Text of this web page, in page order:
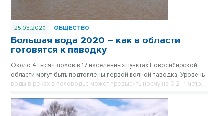
25.03.2020 ОБЩЕСТВО
Большая вода 2020 – как в области
готовятся к паводку
Около 4 тысяч домов в 17 населенных пунктах Новосибирской
области могут быть подтоплены первой волной паводка. Уровень
воды в реках в половодье может превысить норму на 0,2–1 метр.
Реки начнут вскрываться во второй декаде апреля. Материал
опубликован в газете «Советская Сибирь» №13 от 25 марта 2020
года.